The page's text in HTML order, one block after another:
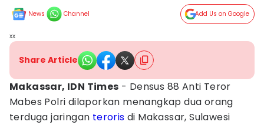
News Channel Add Us on Google
xx
Share Article
Makassar, IDN Times - Densus 88 Anti Teror
Mabes Polri dilaporkan menangkap dua orang
terduga jaringan teroris di Makassar, Sulawesi